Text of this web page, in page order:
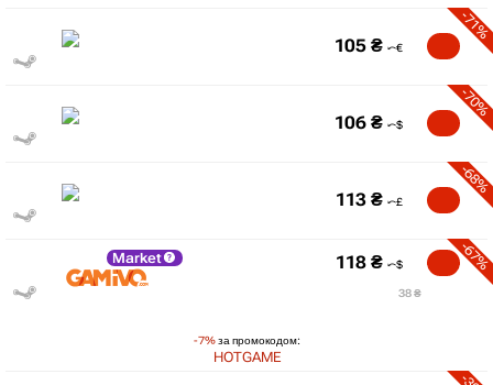
-71%
105 ₴
-70%
106 ₴
-68%
113 ₴
Market
-7%за промокодом:
HOTGAME
-67%
118 ₴
38 ₴